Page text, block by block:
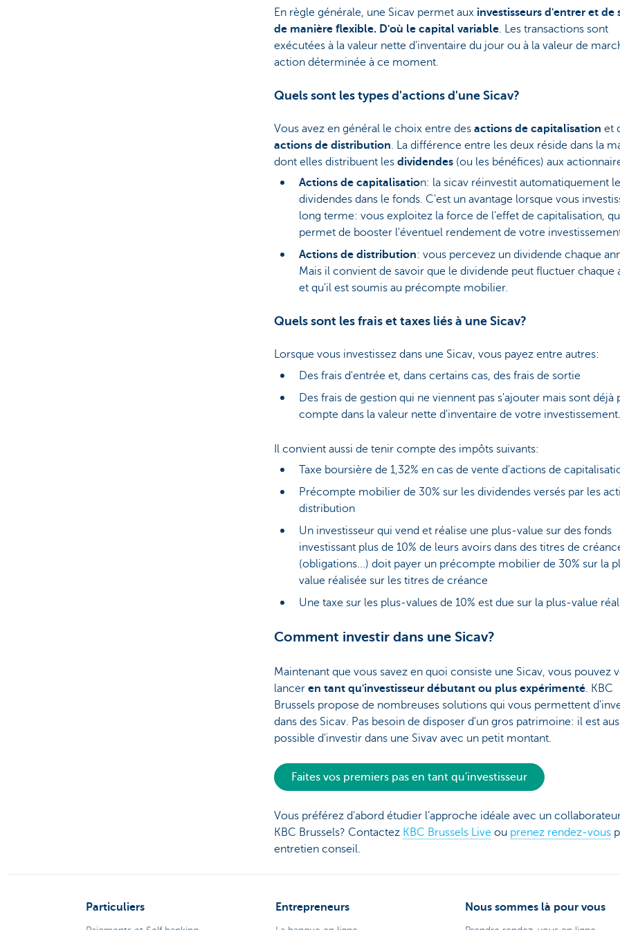
En règle générale, une Sicav permet aux investisseurs d'entrer et de
de manière flexible. D'où le capital variable. Les transactions sont
exécutées à la valeur nette d'inventaire du jour ou à la valeur de
action déterminée à ce moment.
Quels sont les types d'actions d'une Sicav?
Vous avez en général le choix entre des actions de capitalisation et
actions de distribution. La différence entre les deux réside dans la
dont elles distribuent les dividendes (ou les bénéfices) aux
Actions de capitalisation: la sicav réinvestit automatiquement
dividendes dans le fonds. C'est un avantage lorsque vous
long terme: vous exploitez la force de l'effet de capitalisation,
permet de booster l'éventuel rendement de votre
Actions de distribution: vous percevez un dividende chaque
Mais il convient de savoir que le dividende peut fluctuer chaque
et qu'il est soumis au précompte mobilier.
Quels sont les frais et taxes liés à une Sicav?
Lorsque vous investissez dans une Sicav, vous payez entre autres:
Des frais d'entrée et, dans certains cas, des frais de sortie
Des frais de gestion qui ne viennent pas s'ajouter mais sont déjà
compte dans la valeur nette d'inventaire de votre investissement.
Il convient aussi de tenir compte des impôts suivants:
Taxe boursière de 1,32% en cas de vente d'actions de
Précompte mobilier de 30% sur les dividendes versés par les
distribution
Un investisseur qui vend et réalise une plus-value sur des fonds
investissant plus de 10% de leurs avoirs dans des titres de
(obligations...) doit payer un précompte mobilier de 30% sur la
value réalisée sur les titres de créance
Une taxe sur les plus-values de 10% est due sur la plus-value
Comment investir dans une Sicav?
Maintenant que vous savez en quoi consiste une Sicav, vous pouvez
lanceren tant qu'investisseur débutant ou plus expérimenté. KBC
Brussels propose de nombreuses solutions qui vous permettent
dans des Sicav. Pas besoin de disposer d'un gros patrimoine: il est
possible d'investir dans une Sivav avec un petit montant.
Faites vos premiers pas en tant qu'investisseur
Vous préférez d'abord étudier l’approche idéale avec un
KBC Brussels? Contactez KBC Brussels Live ou prenez rendez-vous
entretien conseil.
Particuliers Entrepreneurs Nous sommes là pour vous